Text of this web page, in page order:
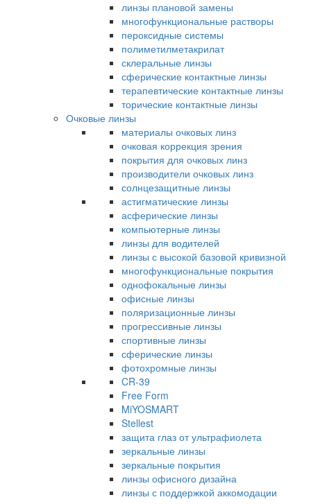
линзы плановой замены
многофункциональные растворы
пероксидные системы
полиметилметакрилат
склеральные линзы
сферические контактные линзы
терапевтические контактные линзы
торические контактные линзы
Очковые линзы
материалы очковых линз
очковая коррекция зрения
покрытия для очковых линз
производители очковых линз
солнцезащитные линзы
астигматические линзы
асферические линзы
компьютерные линзы
линзы для водителей
линзы с высокой базовой кривизной
многофункциональные покрытия
однофокальные линзы
офисные линзы
поляризационные линзы
прогрессивные линзы
спортивные линзы
сферические линзы
фотохромные линзы
CR-39
Free Form
MiYOSMART
Stellest
защита глаз от ультрафиолета
зеркальные линзы
зеркальные покрытия
линзы офисного дизайна
линзы с поддержкой аккомодации